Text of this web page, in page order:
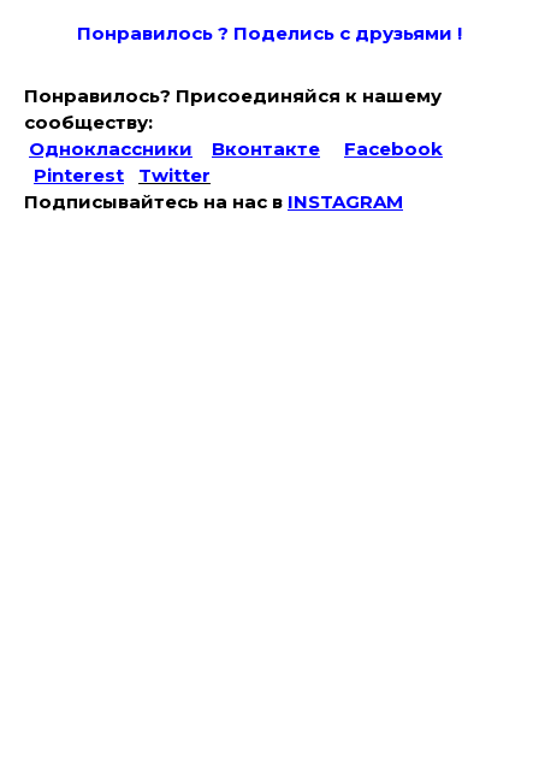
Понравилось ? Поделись с друзьями !
Понравилось? Присоединяйся к нашему
сообществу:
Одноклассники
Вконтакте
Facebook
Pinterest
Twitter
Подписывайтесь на наc в INSTAGRAM